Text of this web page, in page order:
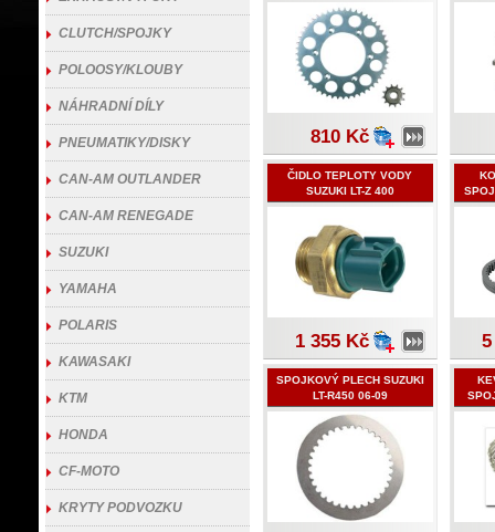
810 Kč
ČIDLO TEPLOTY VODY
SUZUKI LT-Z 400
1 355 Kč
SPOJKOVÝ PLECH SUZUKI
LT-R450 06-09
CLUTCH/SPOJKY
POLOOSY/KLOUBY
NÁHRADNÍ DÍLY
PNEUMATIKY/DISKY
CAN-AM OUTLANDER
CAN-AM RENEGADE
SUZUKI
YAMAHA
POLARIS
KAWASAKI
KTM
HONDA
CF-MOTO
KRYTY PODVOZKU